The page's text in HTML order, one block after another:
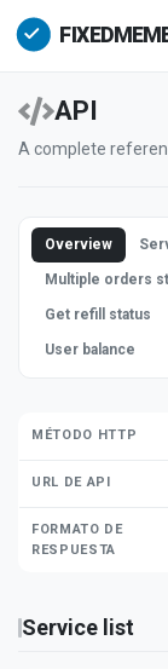
API
A complete
Overview
Multiple orders
Get refill status
User balance
MÉTODO HTTP
URL DE API
FORMATO DE
RESPUESTA
Service list